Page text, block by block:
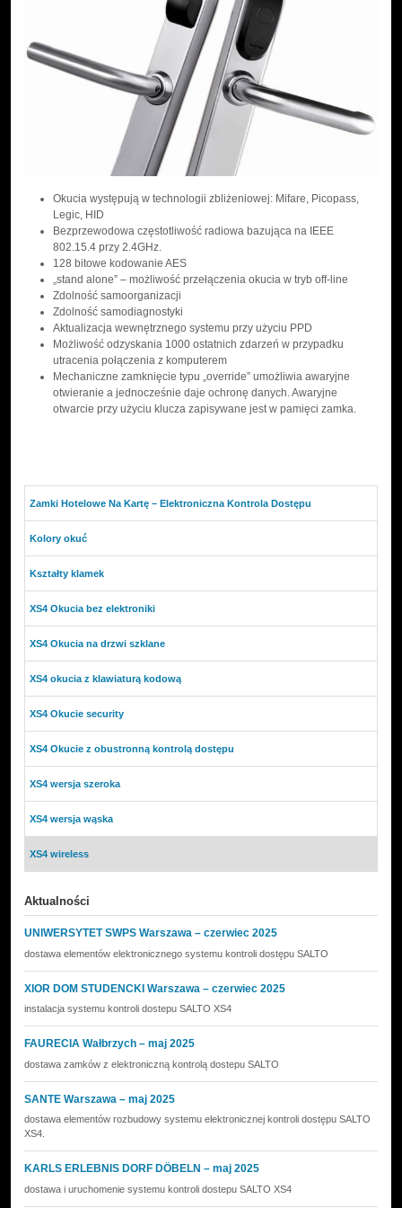
Okucia występują w technologii zbliżeniowej: Mifare, Picopass,
Legic, HID
Bezprzewodowa częstotliwość radiowa bazująca na IEEE
802.15.4 przy 2.4GHz.
128 bitowe kodowanie AES
„stand alone” – możliwość przełączenia okucia w tryb off-line
Zdolność samoorganizacji
Zdolność samodiagnostyki
Aktualizacja wewnętrznego systemu przy użyciu PPD
Możliwość odzyskania 1000 ostatnich zdarzeń w przypadku
utracenia połączenia z komputerem
Mechaniczne zamknięcie typu „override” umożliwia awaryjne
otwieranie a jednocześnie daje ochronę danych. Awaryjne
otwarcie przy użyciu klucza zapisywane jest w pamięci zamka.
Zamki Hotelowe Na Kartę – Elektroniczna Kontrola Dostępu
Kolory okuć
Kształty klamek
XS4 Okucia bez elektroniki
XS4 Okucia na drzwi szklane
XS4 okucia z klawiaturą kodową
XS4 Okucie security
XS4 Okucie z obustronną kontrolą dostępu
XS4 wersja szeroka
XS4 wersja wąska
XS4 wireless
Aktualności
UNIWERSYTET SWPS Warszawa – czerwiec 2025
dostawa elementów elektronicznego systemu kontroli dostępu SALTO
XIOR DOM STUDENCKI Warszawa – czerwiec 2025
instalacja systemu kontroli dostepu SALTO XS4
FAURECIA Wałbrzych – maj 2025
dostawa zamków z elektroniczną kontrolą dostepu SALTO
SANTE Warszawa – maj 2025
dostawa elementów rozbudowy systemu elektronicznej kontroli dostępu SALTO
XS4.
KARLS ERLEBNIS DORF DÖBELN – maj 2025
dostawa i uruchomenie systemu kontroli dostepu SALTO XS4